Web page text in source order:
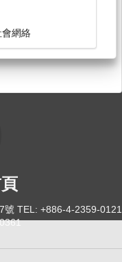
開)
開)
網絡
號 TEL: +886-4-2359-0121